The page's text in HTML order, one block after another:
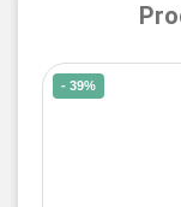
- 39%